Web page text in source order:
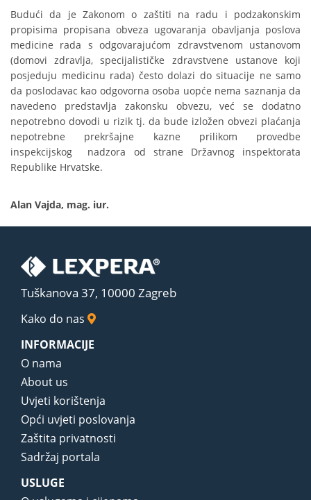
Budući da je Zakonom o zaštiti na radu i podzakonskim
propisima propisana obveza ugovaranja obavljanja poslova
medicine rada s odgovarajućom zdravstvenom ustanovom
(domovi zdravlja, specijalističke zdravstvene ustanove koji
posjeduju medicinu rada) često dolazi do situacije ne samo
da poslodavac kao odgovorna osoba uopće nema saznanja da
navedeno predstavlja zakonsku obvezu, već se dodatno
nepotrebno dovodi u rizik tj. da bude izložen obvezi plaćanja
nepotrebne prekršajne kazne prilikom provedbe
inspekcijskog nadzora od strane Državnog inspektorata
Republike Hrvatske.
Alan Vajda, mag. iur.
Tuškanova 37, 10000 Zagreb
Kako do nas
INFORMACIJE
O nama
About us
Uvjeti korištenja
Opći uvjeti poslovanja
Zaštita privatnosti
Sadržaj portala
USLUGE